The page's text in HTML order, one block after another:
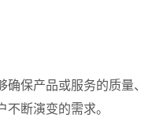
保产品或服务的质量
断演变的需求。